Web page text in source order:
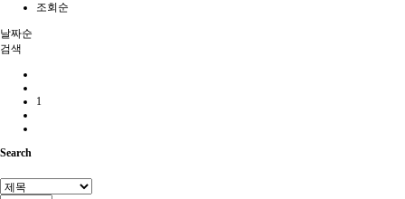
조회순
날짜순
검색
1
Search